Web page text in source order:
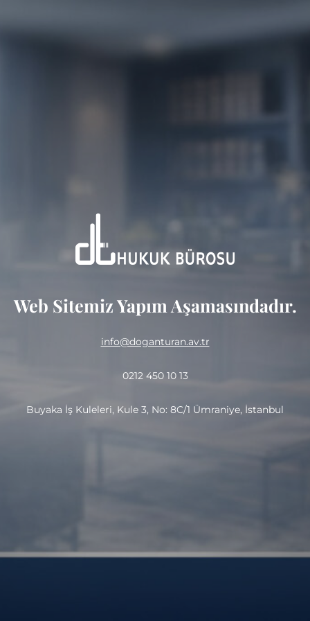
Web Sitemiz Yapım Aşamasındadır.
info@doganturan.av.tr
0212 450 10 13
Buyaka İş Kuleleri, Kule 3, No: 8C/1 Ümraniye, İstanbul